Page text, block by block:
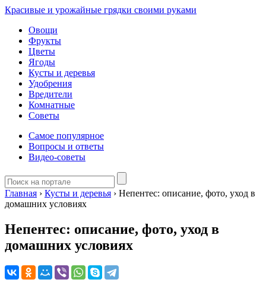
Красивые и урожайные грядки своими руками
Овощи
Фрукты
Цветы
Ягоды
Кусты и деревья
Удобрения
Вредители
Комнатные
Советы
Самое популярное
Вопросы и ответы
Видео-советы
Главная › Кусты и деревья › Непентес: описание, фото, уход в
домашних условиях
Непентес: описание, фото, уход в
домашних условиях